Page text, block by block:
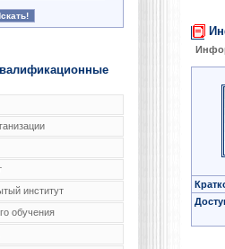
институт
обучения